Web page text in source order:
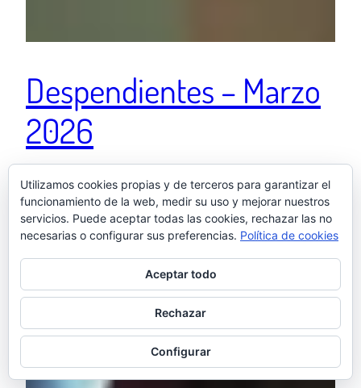
Despendientes – Marzo
2026
Despendientes Marzo 2026: ARIFURETA, EL
INCIDENTE DARWIN, GENERACIÓN CLICK, DR. STONE
Amazon, Disney+, Nintendo.
Utilizamos cookies propias y de terceros para garantizar el
funcionamiento de la web, medir su uso y mejorar nuestros
servicios. Puede aceptar todas las cookies, rechazar las no
necesarias o configurar sus preferencias. Política de cookies
Aceptar todo
Rechazar
Configurar